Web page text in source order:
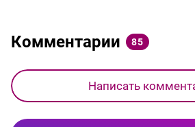
Комментарии 85
Написать